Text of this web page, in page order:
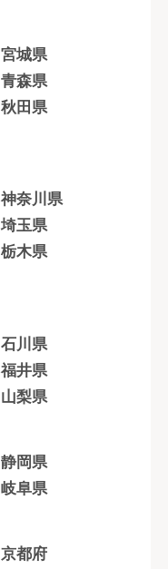
宮城県
青森県
秋田県
神奈川県
埼玉県
栃木県
石川県
福井県
山梨県
静岡県
岐阜県
京都府